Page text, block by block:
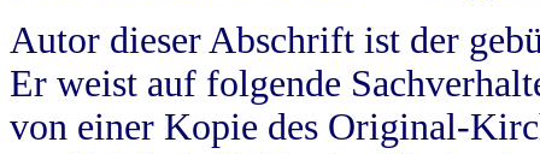
Autor dieser Abschrift ist der
Er weist auf folgende
von einer Kopie des Original-